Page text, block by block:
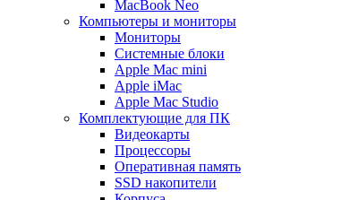
MacBook Neo
Компьютеры и мониторы
Мониторы
Системные блоки
Apple Mac mini
Apple iMac
Apple Mac Studio
Комплектующие для ПК
Видеокарты
Процессоры
Оперативная память
SSD накопители